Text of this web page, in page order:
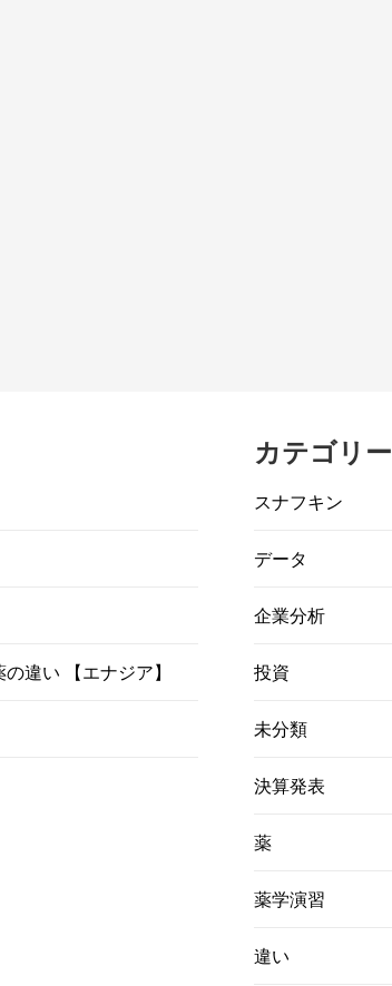
違い 【エナジア】
カテゴリー
スナフキン
データ
企業分析
投資
未分類
決算発表
薬
薬学演習
違い